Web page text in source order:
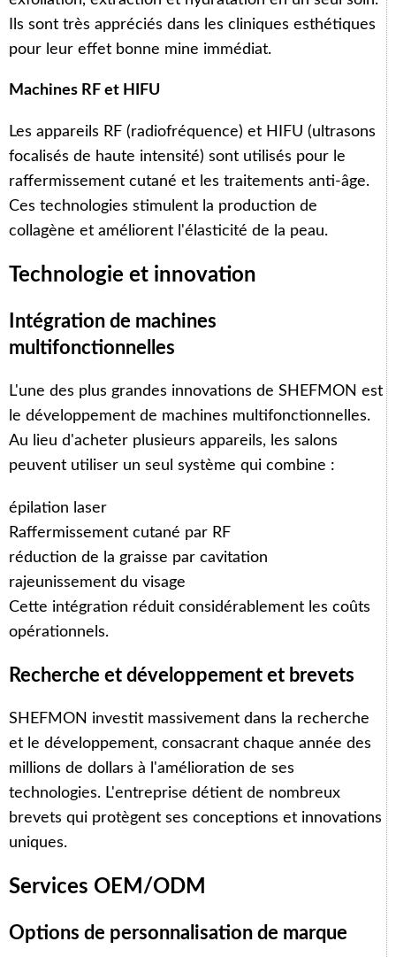
Ils sont très appréciés dans les cliniques esthétiques
pour leur effet bonne mine immédiat.
Machines RF et HIFU
Les appareils RF (radiofréquence) et HIFU (ultrasons
focalisés de haute intensité) sont utilisés pour le
raffermissement cutané et les traitements anti-âge.
Ces technologies stimulent la production de
collagène et améliorent l'élasticité de la peau.
Technologie et innovation
Intégration de machines
multifonctionnelles
L'une des plus grandes innovations de SHEFMON est
le développement de machines multifonctionnelles.
Au lieu d'acheter plusieurs appareils, les salons
peuvent utiliser un seul système qui combine :
épilation laser
Raffermissement cutané par RF
réduction de la graisse par cavitation
rajeunissement du visage
Cette intégration réduit considérablement les coûts
opérationnels.
Recherche et développement et brevets
SHEFMON investit massivement dans la recherche
et le développement, consacrant chaque année des
millions de dollars à l'amélioration de ses
technologies. L'entreprise détient de nombreux
brevets qui protègent ses conceptions et innovations
uniques.
Services OEM/ODM
Options de personnalisation de marque